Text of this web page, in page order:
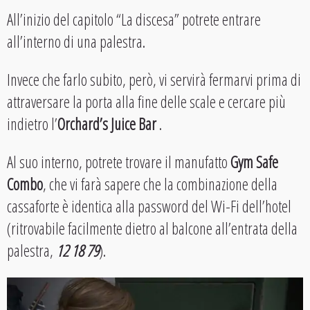
All’inizio del capitolo “La discesa” potrete entrare
all’interno di una palestra.
Invece che farlo subito, però, vi servirà fermarvi prima di
attraversare la porta alla fine delle scale e cercare più
indietro l’Orchard’s Juice Bar.
Al suo interno, potrete trovare il manufattoGym Safe
Combo, che vi farà sapere che la combinazione della
cassaforte è identica alla password del Wi-Fi dell’hotel
(ritrovabile facilmente dietro al balcone all’entrata della
palestra, 12 18 79).